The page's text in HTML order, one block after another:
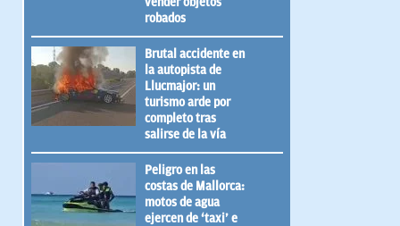
robados
Brutal accidente en
la autopista de
Llucmajor: un
turismo arde por
completo tras
salirse de la vía
Peligro en las
costas de Mallorca:
motos de agua
ejercen de ‘taxi’ e